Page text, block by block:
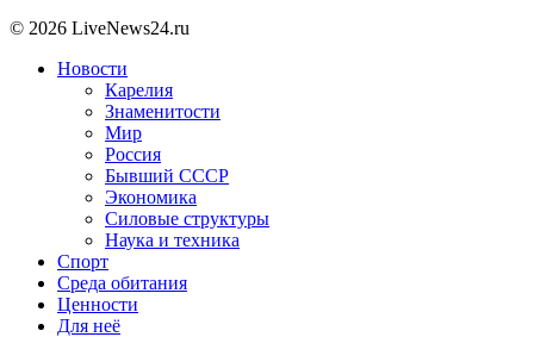
© 2026 LiveNews24.ru
Новости
Карелия
Знаменитости
Мир
Россия
Бывший СССР
Экономика
Силовые структуры
Наука и техника
Спорт
Среда обитания
Ценности
Для неё